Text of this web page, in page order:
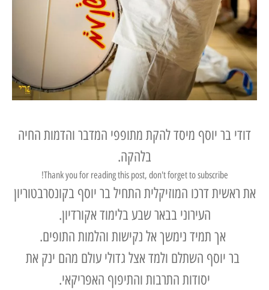
דודי בר יוסף מיסד להקת מתופפי המדבר והדמות החיה
בלהקה.
Thank you for reading this post, don't forget to subscribe!
את ראשית דרכו המוזיקלית התחיל בר יוסף בקונסרבטוריון
העירוני בבאר שבע בלימוד אקורדיון.
אך תמיד נימשך אל נקישות והלמות התופים.
בר יוסף השתלם ולמד אצל גדולי עולם מהם ינק את
יסודות התרבות והתיפוף האפריקאי.